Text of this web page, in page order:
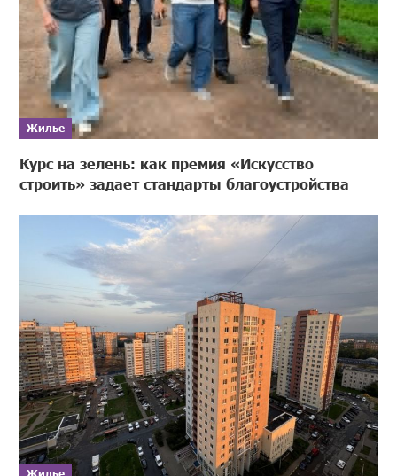
Жилье
Курс на зелень: как премия «Искусство
строить» задает стандарты благоустройства